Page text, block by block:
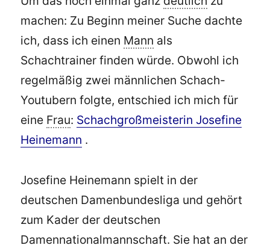
machen: Zu Beginn meiner Suche dachte
ich, dass ich einen Mann als
Schachtrainer finden würde. Obwohl ich
regelmäßig zwei männlichen Schach-
Youtubern folgte, entschied ich mich für
eine Frau: Schachgroßmeisterin Josefine
Heinemann .
Josefine Heinemann spielt in der
deutschen Damenbundesliga und gehört
zum Kader der deutschen
Damennationalmannschaft. Sie hat an der